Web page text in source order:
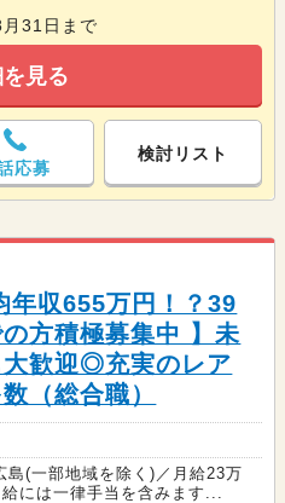
31日まで
見る
応募
検討リスト
年収655万円！？39
方積極募集中 】未
大歓迎◎充実のレア
（総合職）
島(一部地域を除く)／月給23万
には一律手当を含みます...